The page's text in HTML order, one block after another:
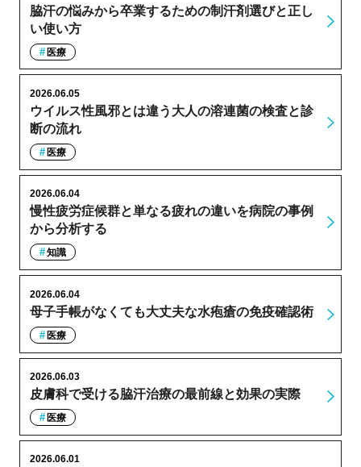
脇汗の悩みから卒業するための制汗剤選びと正し
い使い方
医療
ウイルス性風邪とは違う大人の溶連菌の検査と診
断の流れ
2026.06.05
医療
慢性疲労症候群と単なる疲れの違いを病院の事例
から分析する
2026.06.04
知識
母子手帳がなくても大丈夫な水疱瘡の免疫確認術
2026.06.04
医療
皮膚科で受ける脇汗治療の最前線と効果の実際
2026.06.03
医療
2026.06.01